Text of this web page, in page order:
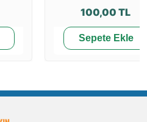
100,00 TL
Sepete Ekle